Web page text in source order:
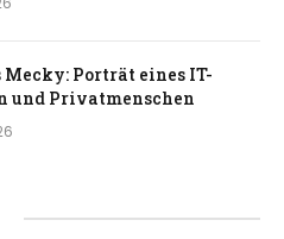
Mecky: Porträt eines IT-
und Privatmenschen